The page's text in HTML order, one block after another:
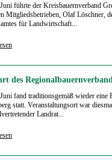
führte der Kreisbauernverband
Mitgliedsbetrieben, Olaf Löschner,
für Landwirtschaft...
des
fand traditionsgemäß wieder eine
statt. Veranstaltungsort war
Landrat...